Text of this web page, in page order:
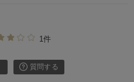
1件
質問する